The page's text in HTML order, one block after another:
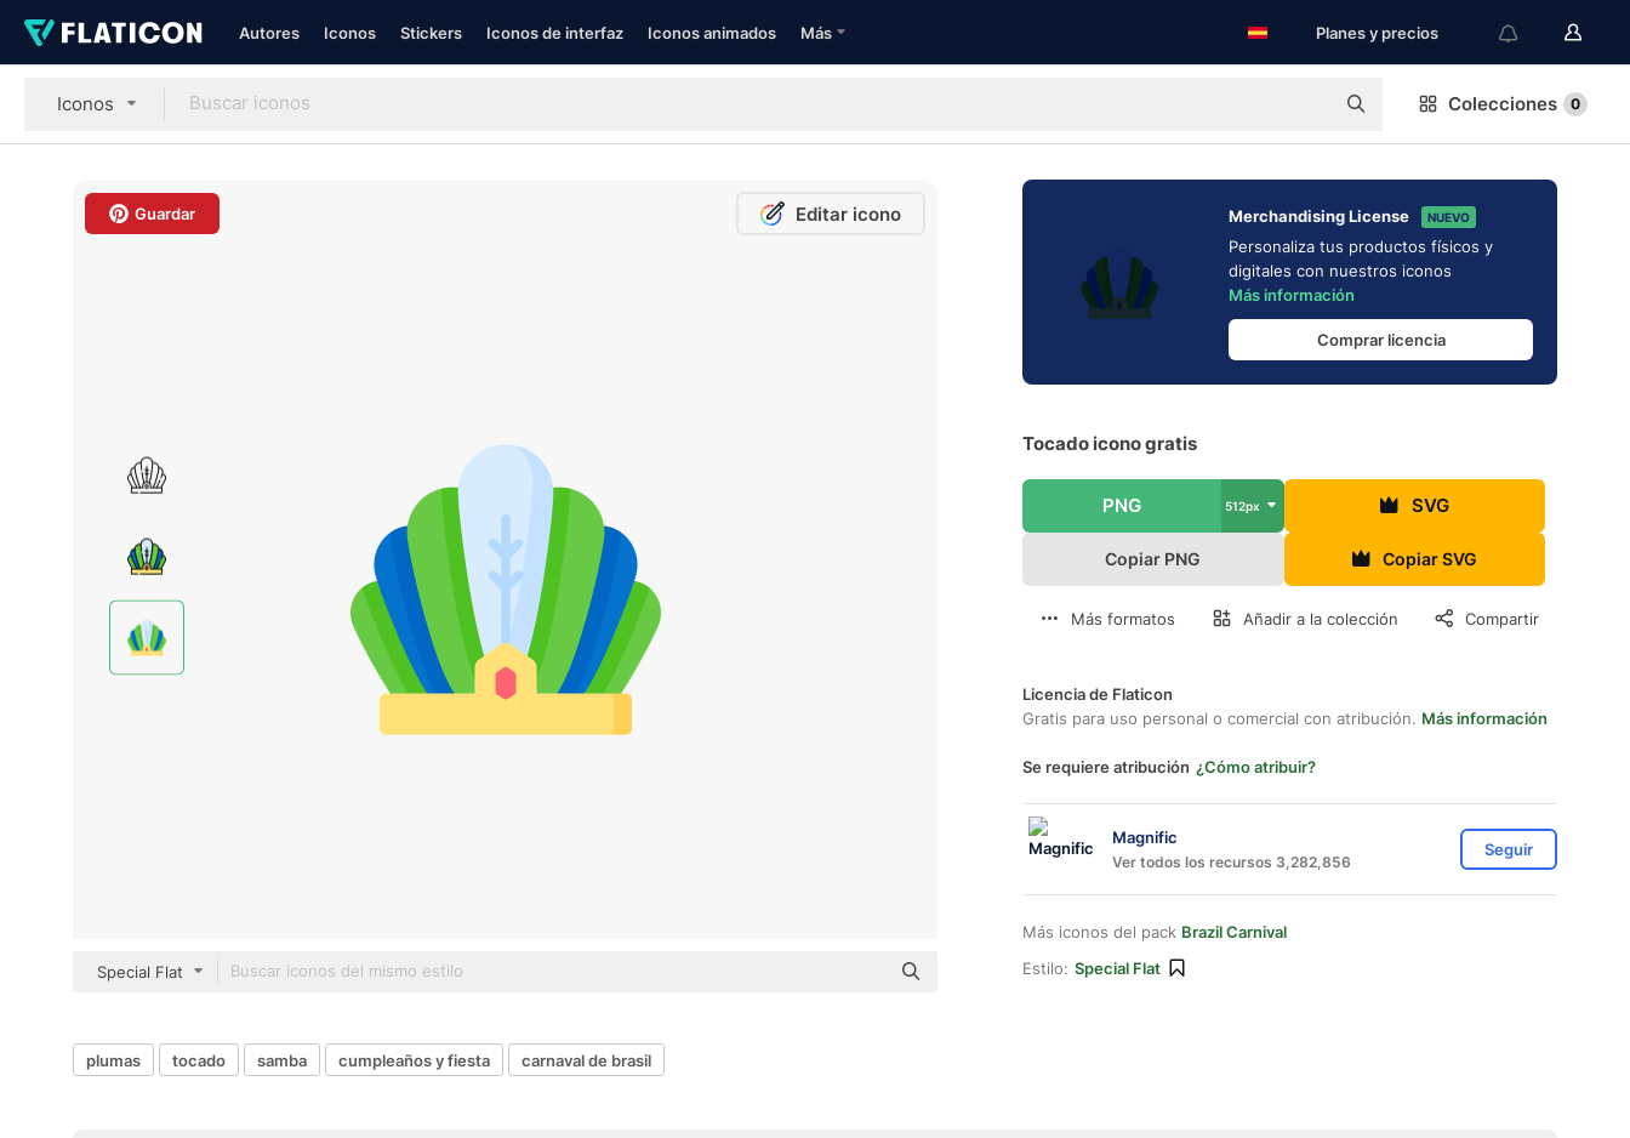
Autores Iconos Stickers Iconos de interfaz Iconos animados Más Planes y precios
Iconos Colecciones 0
Guardar Editar icono
Special Flat
Merchandising License NUEVO
Personaliza tus productos físicos y
digitales con nuestros iconos
Más información
Comprar licencia
Tocado icono gratis
PNG 512px SVG
Copiar PNG Copiar SVG
Más formatos Añadir a la colección Compartir
Licencia de Flaticon
Gratis para uso personal o comercial con atribución. Más información
Se requiere atribución ¿Cómo atribuir?
Magnific
Ver todos los recursos 3,282,856
Seguir
Más iconos del pack Brazil Carnival
Estilo: Special Flat
plumas tocado samba cumpleaños y fiesta carnaval de brasil